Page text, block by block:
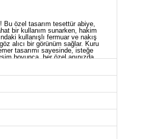
Bu özel tasarım tesettür abiye,
bir kullanım sunarken, hakim
kullanışlı fermuar ve nakış
alıcı bir görünüm sağlar. Kuru
tasarımı sayesinde, isteğe
boyunca, her özel anınızda
(CM)
Bel
Boy